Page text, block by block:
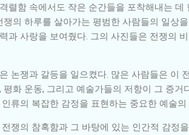
렬함 속에서도 작은 순간들을 포착해내는
의 하루를 살아가는 평범한 사람들의 일상
과 사랑을 보여줬다. 그의 사진들은 전쟁의
논쟁과 갈등을 일으켰다. 많은 사람들은 이
화 운동, 그리고 예술가들의 저항이 그 증
류의 복잡한 감정을 표현하는 중요한 예술의
쟁의 참혹함과 그 바탕에 있는 인간적 감정